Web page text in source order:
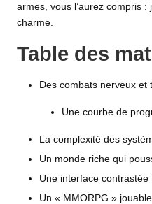
armes, vous l’aurez compris
charme.
Table des
Des combats nerveux et
Une courbe de
La complexité des
Un monde riche qui
Une interface
Un « MMORPG »